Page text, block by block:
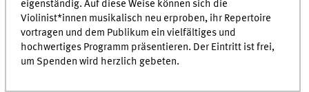
eigenständig. Auf diese Weise können sich die
Violinist*innen musikalisch neu erproben, ihr Repertoire
vortragen und dem Publikum ein vielfältiges und
hochwertiges Programm präsentieren. Der Eintritt ist frei,
um Spenden wird herzlich gebeten.